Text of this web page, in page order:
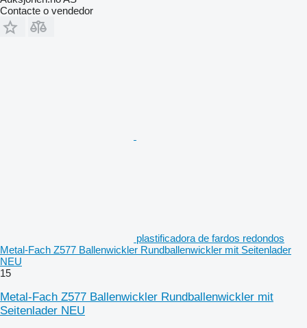
Contacte o vendedor
plastificadora de fardos redondos
Metal-Fach Z577 Ballenwickler Rundballenwickler mit Seitenlader
NEU
15
Metal-Fach Z577 Ballenwickler Rundballenwickler mit
Seitenlader NEU